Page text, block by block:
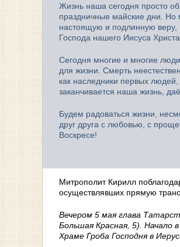
Жизнь наша сегодня просто
праздничные майские дни. Но
настоящую и подлинную веру,
Господа нашего Иисуса Христа.
Сегодня многие и многие люди
для жизни. Смерть
как наследники первых
заканчивается наша жизнь,
Будем радоваться жизни,
друг друга с любовью, с
Воскресе!
Митрополит Кирилл
осуществлявших прямую
Вечером 5 мая глава
Большая Красная, 5). Начало
Храме Гроба Господня в